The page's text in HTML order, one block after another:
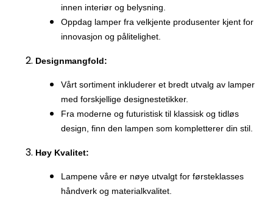
innen interiør og belysning.
Oppdag lamper fra velkjente produsenter kjent for
innovasjon og pålitelighet.
Designmangfold:
Vårt sortiment inkluderer et bredt utvalg av lamper
med forskjellige designestetikker.
Fra moderne og futuristisk til klassisk og tidløs
design, finn den lampen som kompletterer din stil.
Høy Kvalitet:
Lampene våre er nøye utvalgt for førsteklasses
håndverk og materialkvalitet.